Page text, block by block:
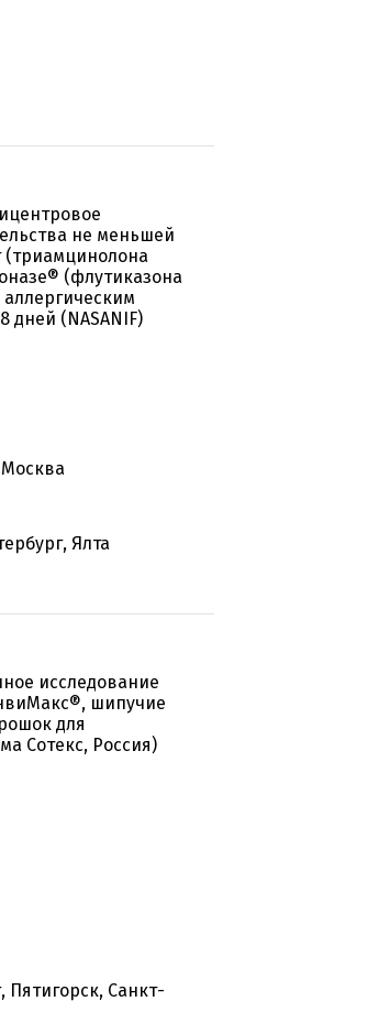
не меньшей
(триамцинолона
(флутиказона
(NASANIF)
Ялта
исследование
шипучие
для
Сотекс, Россия)
Санкт-